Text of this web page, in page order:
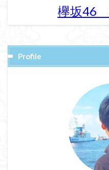
欅坂46
Profile